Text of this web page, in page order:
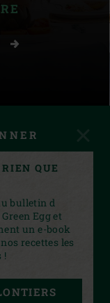
QUE
bulletin d
Egg et
un e-book
recettes les
!